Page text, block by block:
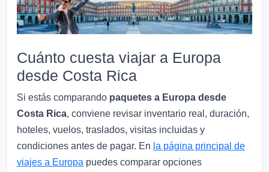
Cuánto cuesta viajar a Europa
desde Costa Rica
Si estás comparando paquetes a Europa desde
Costa Rica, conviene revisar inventario real, duración,
hoteles, vuelos, traslados, visitas incluidas y
condiciones antes de pagar. En la página principal de
viajes a Europa puedes comparar opciones